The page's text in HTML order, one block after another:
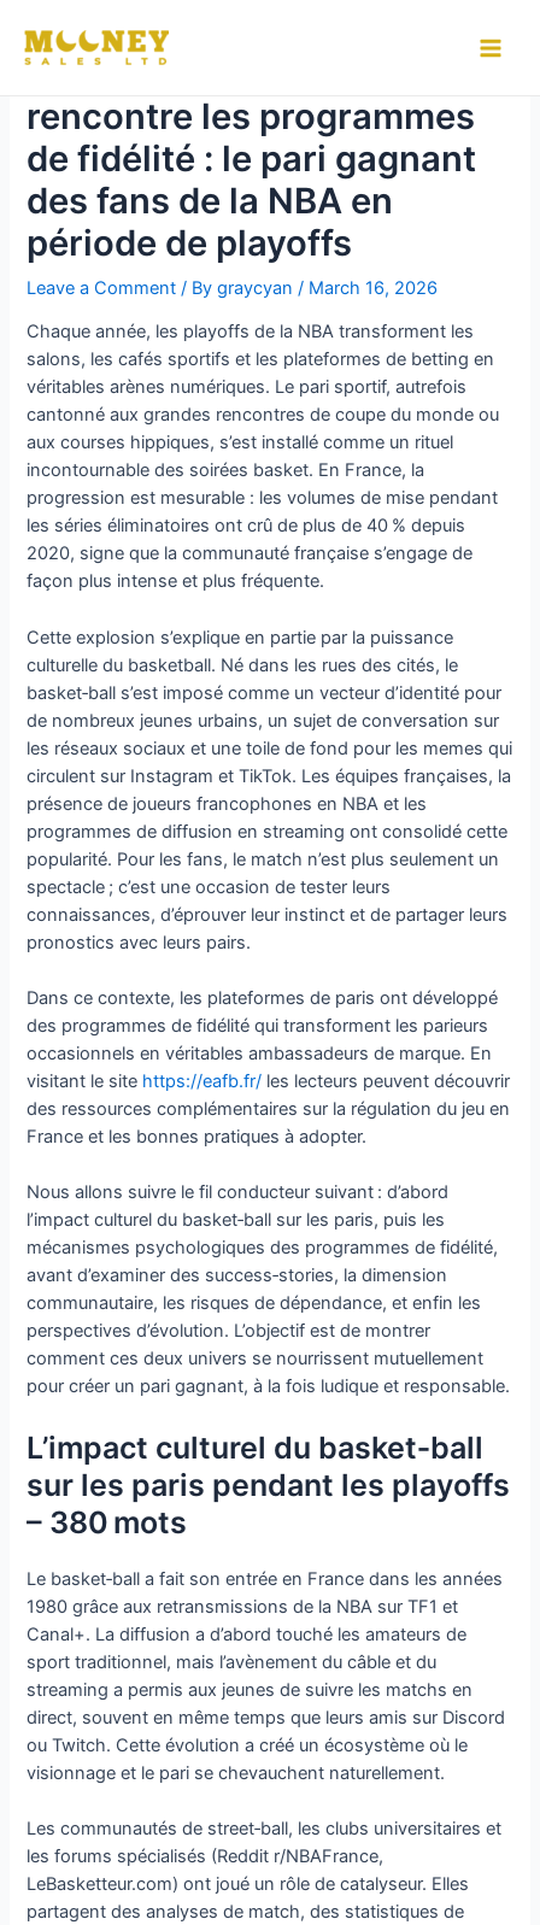
content
Quand la culture du basket
rencontre les programmes
de fidélité : le pari gagnant
des fans de la NBA en
période de playoffs
Leave a Comment / Bygraycyan/ March 16, 2026
Chaque année, les playoffs de la NBA transforment les
salons, les cafés sportifs et les plateformes de betting en
véritables arènes numériques. Le pari sportif, autrefois
cantonné aux grandes rencontres de coupe du monde ou
aux courses hippiques, s’est installé comme un rituel
incontournable des soirées basket. En France, la
progression est mesurable : les volumes de mise pendant
les séries éliminatoires ont crû de plus de 40 % depuis
2020, signe que la communauté française s’engage de
façon plus intense et plus fréquente.
Cette explosion s’explique en partie par la puissance
culturelle du basketball. Né dans les rues des cités, le
basket‑ball s’est imposé comme un vecteur d’identité pour
de nombreux jeunes urbains, un sujet de conversation sur
les réseaux sociaux et une toile de fond pour les memes qui
circulent sur Instagram et TikTok. Les équipes françaises, la
présence de joueurs francophones en NBA et les
programmes de diffusion en streaming ont consolidé cette
popularité. Pour les fans, le match n’est plus seulement un
spectacle ; c’est une occasion de tester leurs
connaissances, d’éprouver leur instinct et de partager leurs
pronostics avec leurs pairs.
Dans ce contexte, les plateformes de paris ont développé
des programmes de fidélité qui transforment les parieurs
occasionnels en véritables ambassadeurs de marque. En
visitant le site https://eafb.fr/ les lecteurs peuvent découvrir
des ressources complémentaires sur la régulation du jeu en
France et les bonnes pratiques à adopter.
Nous allons suivre le fil conducteur suivant : d’abord
l’impact culturel du basket‑ball sur les paris, puis les
mécanismes psychologiques des programmes de fidélité,
avant d’examiner des success‑stories, la dimension
communautaire, les risques de dépendance, et enfin les
perspectives d’évolution. L’objectif est de montrer
comment ces deux univers se nourrissent mutuellement
pour créer un pari gagnant, à la fois ludique et responsable.
L’impact culturel du basket‑ball
sur les paris pendant les playoffs
– 380 mots
Le basket‑ball a fait son entrée en France dans les années
1980 grâce aux retransmissions de la NBA sur TF1 et
Canal+. La diffusion a d’abord touché les amateurs de
sport traditionnel, mais l’avènement du câble et du
streaming a permis aux jeunes de suivre les matchs en
direct, souvent en même temps que leurs amis sur Discord
ou Twitch. Cette évolution a créé un écosystème où le
visionnage et le pari se chevauchent naturellement.
Les communautés de street‑ball, les clubs universitaires et
les forums spécialisés (Reddit r/NBAFrance,
LeBasketteur.com) ont joué un rôle de catalyseur. Elles
partagent des analyses de match, des statistiques de